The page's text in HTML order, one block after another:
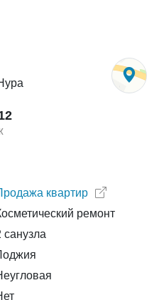
квартир
ремонт
санузла